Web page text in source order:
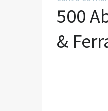
500
&